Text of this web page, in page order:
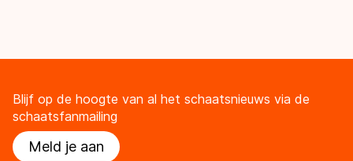
Blijf op de hoogte van al het schaatsnieuws via de
schaatsfanmailing
Meld je aan